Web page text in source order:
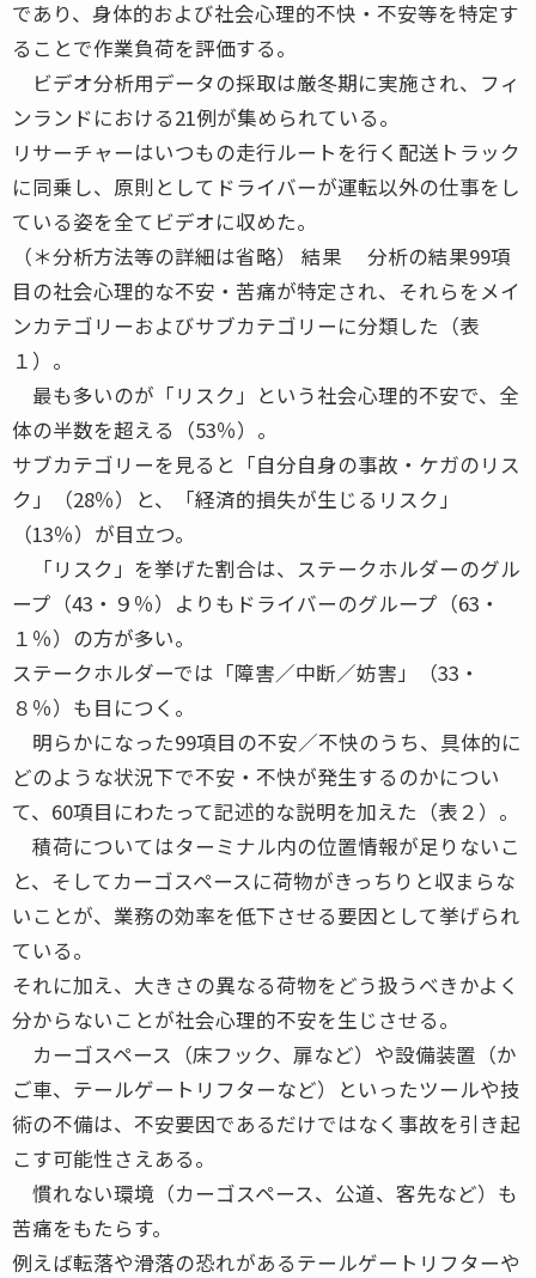
であり、身体的および社会心理的不快・不安等を特定す
ることで作業負荷を評価する。
ビデオ分析用データの採取は厳冬期に実施され、フィ
ンランドにおける21例が集められている。
リサーチャーはいつもの走行ルートを行く配送トラック
に同乗し、原則としてドライバーが運転以外の仕事をし
ている姿を全てビデオに収めた。
（＊分析方法等の詳細は省略） 結果 分析の結果99項
目の社会心理的な不安・苦痛が特定され、それらをメイ
ンカテゴリーおよびサブカテゴリーに分類した（表
１）。
最も多いのが「リスク」という社会心理的不安で、全
体の半数を超える（53％）。
サブカテゴリーを見ると「自分自身の事故・ケガのリス
ク」（28％）と、「経済的損失が生じるリスク」
（13％）が目立つ。
「リスク」を挙げた割合は、ステークホルダーのグル
ープ（43・９％）よりもドライバーのグループ（63・
１％）の方が多い。
ステークホルダーでは「障害／中断／妨害」（33・
８％）も目につく。
明らかになった99項目の不安／不快のうち、具体的に
どのような状況下で不安・不快が発生するのかについ
て、60項目にわたって記述的な説明を加えた（表２）。
積荷についてはターミナル内の位置情報が足りないこ
と、そしてカーゴスペースに荷物がきっちりと収まらな
いことが、業務の効率を低下させる要因として挙げられ
ている。
それに加え、大きさの異なる荷物をどう扱うべきかよく
分からないことが社会心理的不安を生じさせる。
カーゴスペース（床フック、扉など）や設備装置（か
ご車、テールゲートリフターなど）といったツールや技
術の不備は、不安要因であるだけではなく事故を引き起
こす可能性さえある。
慣れない環境（カーゴスペース、公道、客先など）も
苦痛をもたらす。
例えば転落や滑落の恐れがあるテールゲートリフターや